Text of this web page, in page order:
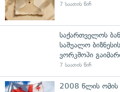
7 საათის წინ
საქართველოს
საშუალო
ვორკშოპი
7 საათის წინ
2008 წლის ომის